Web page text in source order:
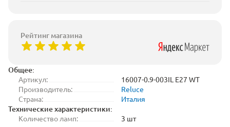
Общее:
Артикул:
16007-0.9-003IL E27 WT
Производитель:
Reluce
Страна:
Италия
Технические характеристики:
Количество ламп:
3 шт
Рейтинг магазина